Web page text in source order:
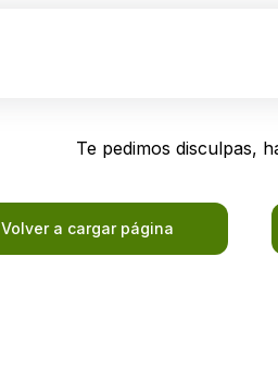
Te pedimos disculpas,
Volver a cargar página